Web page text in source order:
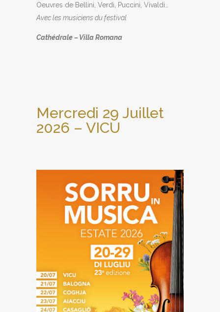
Oeuvres de Bellini, Verdi, Puccini, Vivaldi…
Avec les musiciens du festival
Cathédrale – Villa Romana
Mercredi 29 Juillet
2026 – VICU